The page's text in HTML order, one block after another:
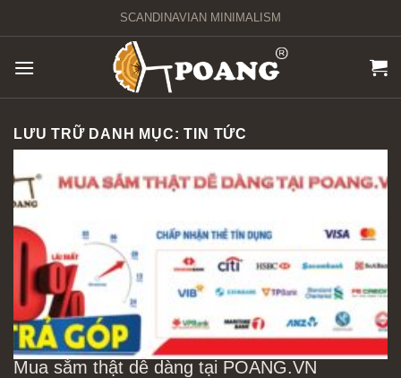
đến
dung
SCANDINAVIAN MINIMALISM
LƯU TRỮ DANH MỤC:TIN TỨC
Mua sắm thật dễ dàng tại POANG.VN